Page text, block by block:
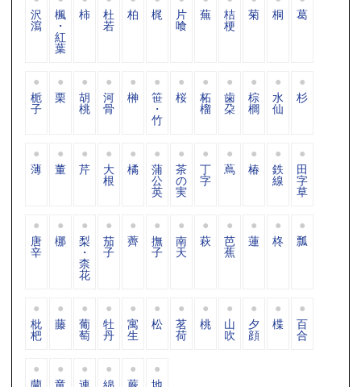
沢
瀉
楓
・
紅
葉
柿 杜
若
柏 梶 片
喰
蕪 桔
梗
菊 桐 葛
栀
子
栗 胡
桃
河
骨
榊 笹
・
竹
桜 柘
榴
歯
朶
棕
櫚
水
仙
杉
薄 董 芹 大
根
橘 蒲
公
英
茶
の
実
丁
字
蔦 椿 鉄
線
田
字
草
唐
辛
梛 梨
・
柰
花
茄
子
薺 撫
子
南
天
萩 芭
蕉
蓮 柊 瓢
枇
杷
藤 葡
萄
牡
丹
寓
生
松 茗
荷
桃 山
吹
夕
顔
楪 百
合